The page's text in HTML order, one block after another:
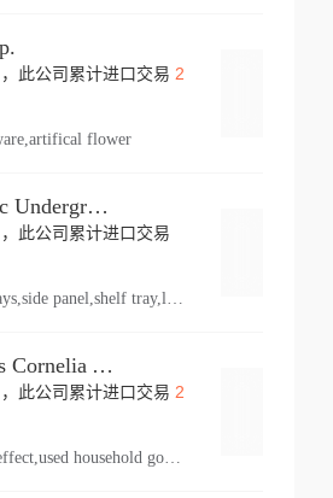
此公司累计进口交易 2
flower
Knapheide Kc Underground
此公司累计进口交易
Russell James Cornelia Arlington Va
此公司累计进口交易 2
personal effect,used household goods